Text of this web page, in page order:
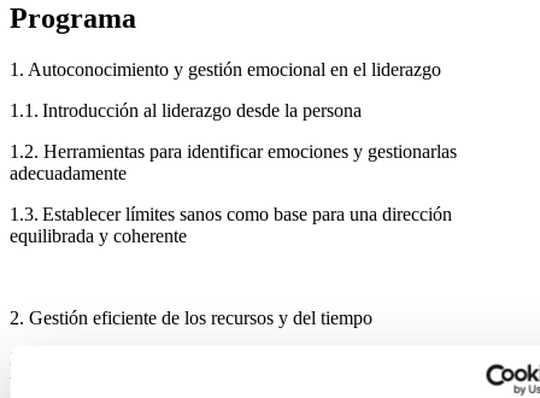
Programa
1. Autoconocimiento y gestión emocional en el liderazgo
1.1. Introducción al liderazgo desde la persona
1.2. Herramientas para identificar emociones y gestionarlas
adecuadamente
1.3. Establecer límites sanos como base para una dirección
equilibrada y coherente
2. Gestión eficiente de los recursos y del tiempo
2.1. Cómo optimizar los recursos personales, económicos y
temporales